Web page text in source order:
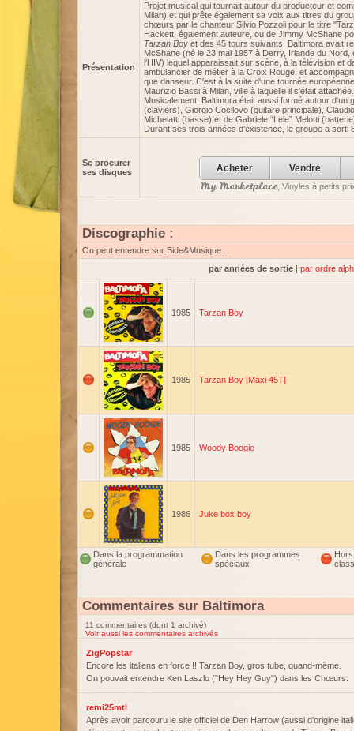
Présentation
Projet musical qui tournait autour du producteur et
Milan) et qui prête également sa voix aux titres du
chœurs par le chanteur Silvio Pozzoli pour le titre
Hackett, également auteure, ou de Jimmy McShane
Tarzan Boy et des 45 tours suivants, Baltimora avait
McShane (né le 23 mai 1957 à Derry, Irlande du
l'HIV) lequel apparaissait sur scène, à la télévision et
ambulancier de métier à la Croix Rouge, et
que danseur. C'est à la suite d'une tournée
Maurizio Bassi à Milan, ville à laquelle il s'était attachée.
Musicalement, Baltimora était aussi formé autour d'un
(claviers), Giorgio Cocilovo (guitare principale),
Michelatti (basse) et de Gabriele “Lele” Melotti
Durant ses trois années d'existence, le groupe a sorti
Se procurer
ses disques
Acheter Vendre
My Marketplace, Vinyles à petits
Discographie :
On peut entendre sur Bide&Musique…
par années de sortie | par ordre
1985 Tarzan Boy
1985 Tarzan Boy [Maxi 45T]
1985 Woody Boogie
1986 Juke box boy
Dans la programmation
générale
Dans les programmes
spéciaux
Hors
Commentaires sur Baltimora
11 commentaires (dont 1 archivé)
Voir aussi les commentaires archivés
ZigPopstar
Encore les italiens en force !! Tarzan Boy, gros tube, quand-même.
On pouvait entendre Ken Laszlo ("Hey Hey Guy") dans les Chœurs.
remi25mtl
Après avoir parcouru le site officiel de Den Harrow (aussi d'origine